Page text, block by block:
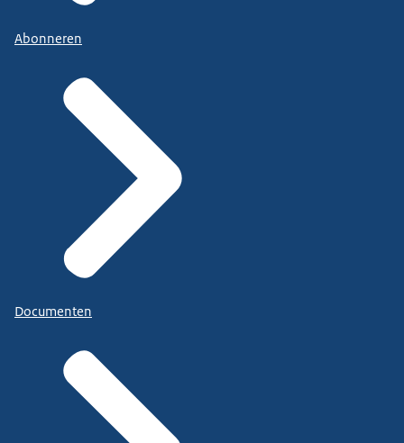
Abonneren
Documenten